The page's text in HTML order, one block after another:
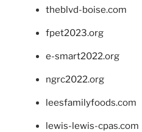
theblvd-boise.com
fpet2023.org
e-smart2022.org
ngrc2022.org
leesfamilyfoods.com
lewis-lewis-cpas.com